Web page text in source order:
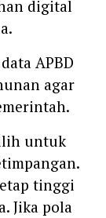
digital
APBD
agar
untuk
tinggi
Jika pola